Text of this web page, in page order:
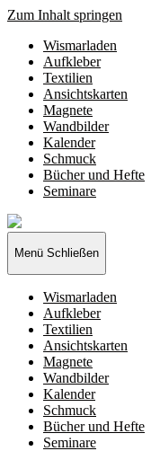
Zum Inhalt springen
Wismarladen
Aufkleber
Textilien
Ansichtskarten
Magnete
Wandbilder
Kalender
Schmuck
Bücher und Hefte
Seminare
Wismarladen
-
deine
Produzentengemeinschaft
Menü Schließen
Wismarladen
Aufkleber
Textilien
Ansichtskarten
Magnete
Wandbilder
Kalender
Schmuck
Bücher und Hefte
Seminare